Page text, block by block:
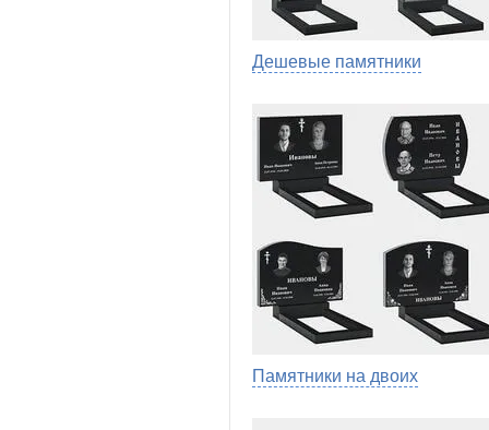
Дешевые памятники
Памятники на двоих